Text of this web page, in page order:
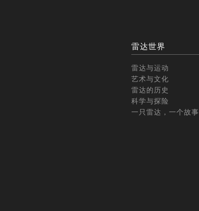
雷达世界
雷达与运动
艺术与文化
雷达的历史
科学与探险
一只雷达，一个故事